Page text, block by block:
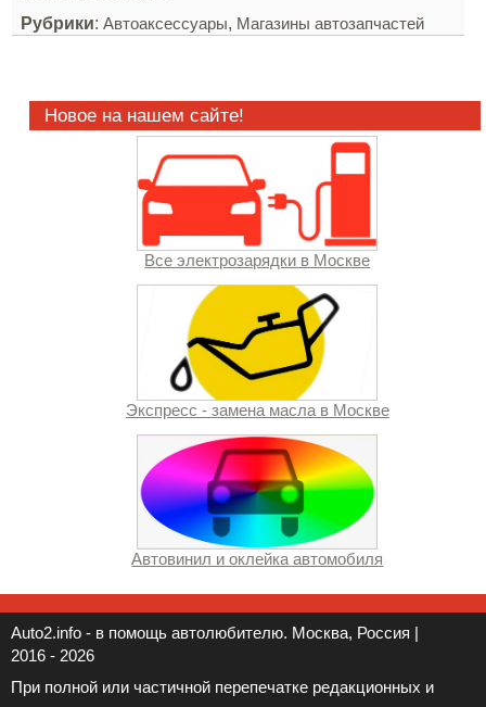
Рубрики:Автоаксессуары, Магазины автозапчастей
Новое на нашем сайте!
Все электрозарядки в Москве
Экспресс - замена масла в Москве
Автовинил и оклейка автомобиля
Auto2.info - в помощь автолюбителю. Москва, Россия |
2016 - 2026
При полной или частичной перепечатке редакционных и